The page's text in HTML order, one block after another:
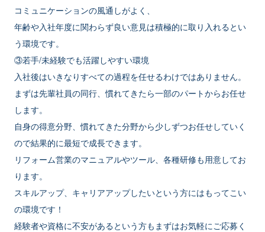
コミュニケーションの風通しがよく、
年齢や入社年度に関わらず良い意見は積極的に取り入れるとい
う環境です。
③若手/未経験でも活躍しやすい環境
入社後はいきなりすべての過程を任せるわけではありません。
まずは先輩社員の同行、慣れてきたら一部のパートからお任せ
します。
自身の得意分野、慣れてきた分野から少しずつお任せしていく
ので結果的に最短で成長できます。
リフォーム営業のマニュアルやツール、各種研修も用意してお
ります。
スキルアップ、キャリアアップしたいという方にはもってこい
の環境です！
経験者や資格に不安があるという方もまずはお気軽にご応募く